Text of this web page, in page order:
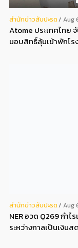
สํานักข่าวสับปะรด Aug
Atome ประเทศไทย
มอบสิทธิ์ลุ้นเข้าพักโ
สํานักข่าวสับปะรด Aug
NER อวด Q269 กำ
ระหว่างกาลเป็นเงิน